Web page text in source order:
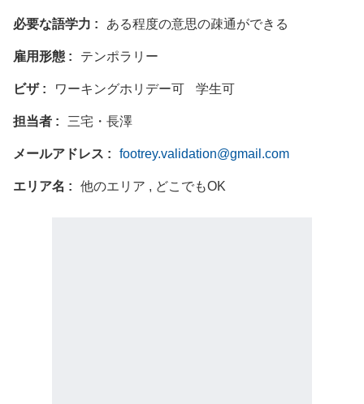
必要な語学力 ある程度の意思の疎通ができる
雇用形態 テンポラリー
ビザ ワーキングホリデー可 学生可
担当者 三宅・長澤
メールアドレス footrey.validation@gmail.com
エリア名 他のエリア , どこでもOK